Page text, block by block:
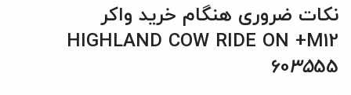
نکات ضروری هنگام خرید واکر
HIGHLAND COW RIDE ON +M12
603555